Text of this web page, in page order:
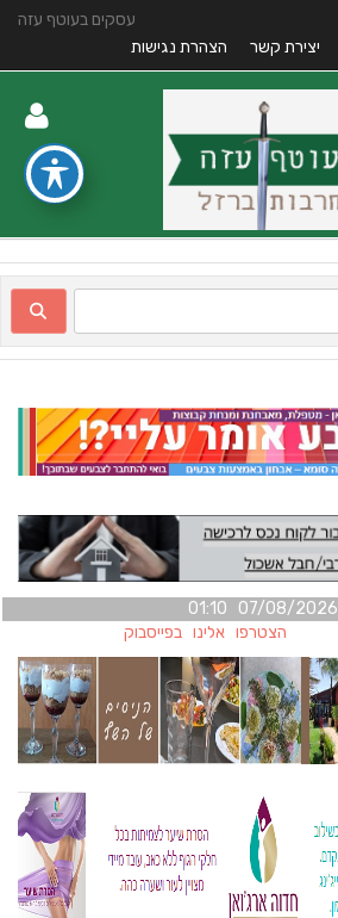
עסקים בעוטף עזה
יצירת קשר הצהרת נגישות
07/08/2026 01:10
הצטרפו אלינו בפייסבוק